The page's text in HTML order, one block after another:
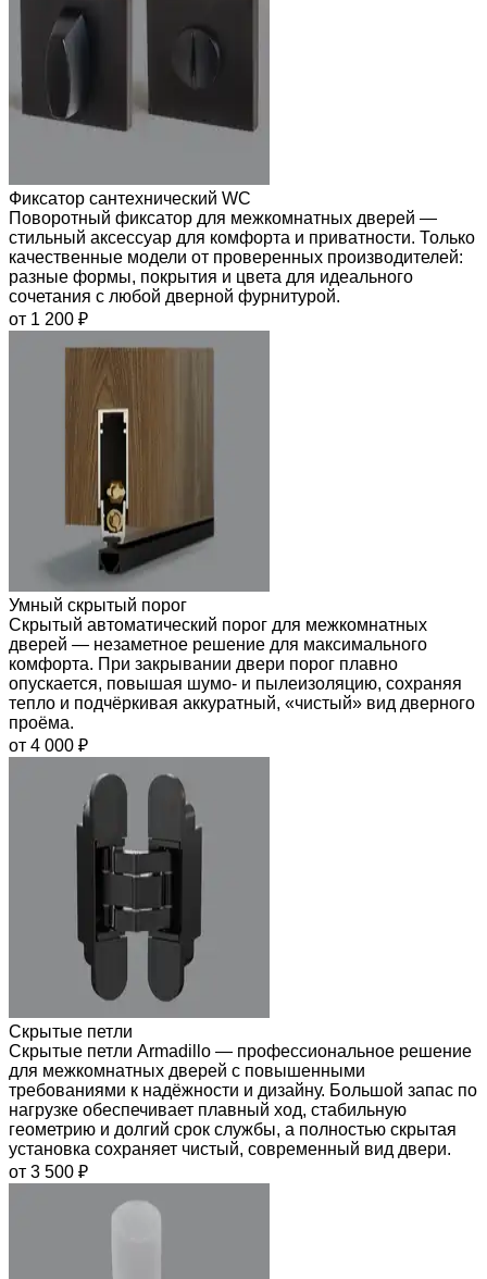
Фиксатор сантехнический WC
Поворотный фиксатор для межкомнатных дверей —
стильный аксессуар для комфорта и приватности. Только
качественные модели от проверенных производителей:
разные формы, покрытия и цвета для идеального
сочетания с любой дверной фурнитурой.
от 1 200 ₽
Умный скрытый порог
Скрытый автоматический порог для межкомнатных
дверей — незаметное решение для максимального
комфорта. При закрывании двери порог плавно
опускается, повышая шумо- и пылеизоляцию, сохраняя
тепло и подчёркивая аккуратный, «чистый» вид дверного
проёма.
от 4 000 ₽
Скрытые петли
Скрытые петли Armadillo — профессиональное решение
для межкомнатных дверей с повышенными
требованиями к надёжности и дизайну. Большой запас по
нагрузке обеспечивает плавный ход, стабильную
геометрию и долгий срок службы, а полностью скрытая
установка сохраняет чистый, современный вид двери.
от 3 500 ₽